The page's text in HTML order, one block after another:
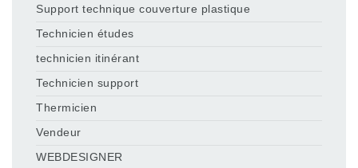
Support technique couverture plastique
Technicien études
technicien itinérant
Technicien support
Thermicien
Vendeur
WEBDESIGNER